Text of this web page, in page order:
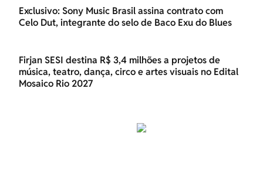
Exclusivo: Sony Music Brasil assina contrato com
Celo Dut, integrante do selo de Baco Exu do Blues
Firjan SESI destina R$ 3,4 milhões a projetos de
música, teatro, dança, circo e artes visuais no Edital
Mosaico Rio 2027